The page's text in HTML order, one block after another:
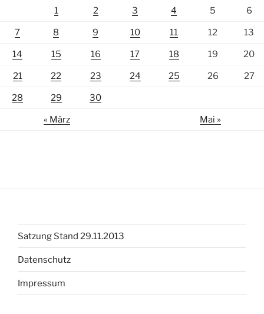
1 2 3 4 5 6
7 8 9 10 11 12 13
14 15 16 17 18 19 20
21 22 23 24 25 26 27
28 29 30
« März Mai »
Satzung Stand 29.11.2013
Datenschutz
Impressum